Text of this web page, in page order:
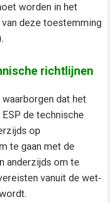
worden in het
deze toestemming
richtlijnen
dat het
de technische
op
te gaan met de
anderzijds om te
vanuit de wet-